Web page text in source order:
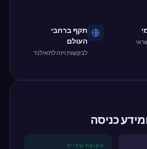
תקף ברחבי
העולם
לבקשות ויזה לתאילנד
כניסה
תקופת שהייה